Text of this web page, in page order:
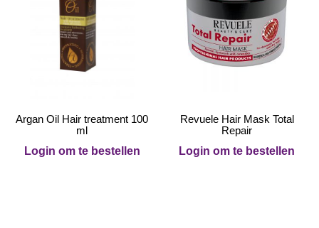
Argan Oil Hair treatment 100
ml
Login om te bestellen
Revuele Hair Mask Total
Repair
Login om te bestellen